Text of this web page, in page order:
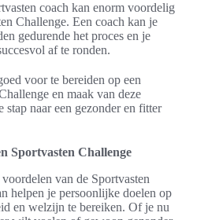
coach kan enorm voordelig
Challenge. Een coach kan je
gedurende het proces en je
af te ronden.
voor te bereiden op een
en maak van deze
stap naar een gezonder en fitter
Sportvasten Challenge
van de Sportvasten
helpen je persoonlijke doelen op
en welzijn te bereiken. Of je nu